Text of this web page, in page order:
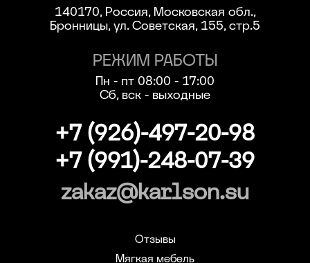
140170, Россия, Московская обл.,
Бронницы, ул. Советская, 155, стр.5
РЕЖИМ РАБОТЫ
Пн - пт 08:00 - 17:00
Сб, вск - выходные
+7 (926)-497-20-98
+7 (991)-248-07-39
zakaz@karlson.su
Отзывы
Мягкая мебель